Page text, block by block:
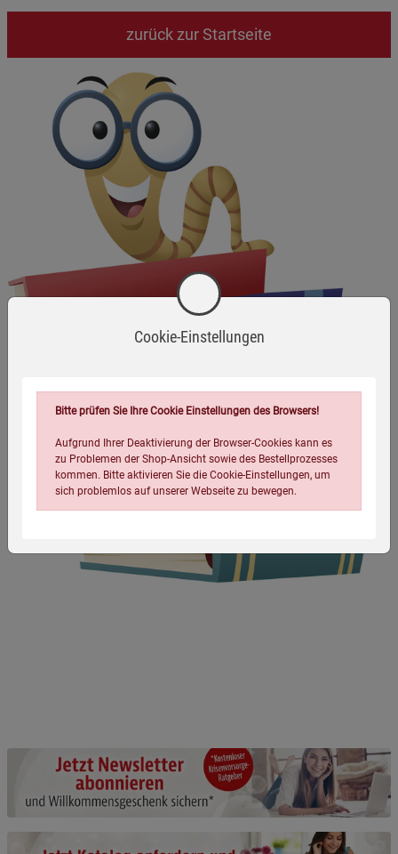
zurück zur Startseite
Cookie-Einstellungen
Bitte prüfen Sie Ihre Cookie Einstellungen des Browsers!
Aufgrund Ihrer Deaktivierung der Browser-Cookies kann es
zu Problemen der Shop-Ansicht sowie des Bestellprozesses
kommen. Bitte aktivieren Sie die Cookie-Einstellungen, um
sich problemlos auf unserer Webseite zu bewegen.
Notwendige Cookies (5)
Beschreibung Notwendige Cookies
Cookie-Informationen anzeigen